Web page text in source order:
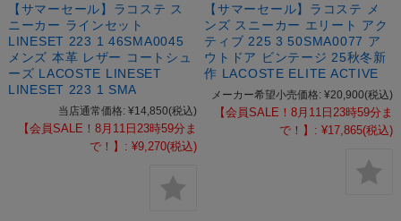
【サマーセール】ラコステ ス
ニーカー ラインセット
LINESET 223 1 46SMA0045
メンズ 本革 レザー コートシュ
ーズ LACOSTE LINESET
LINESET 223 1 SMA
当店通常価格: ¥14,850(税込)
【会員SALE！8月11日23時59分ま
で！】: ¥9,270(税込)
【サマーセール】ラコステ メ
ンズ スニーカー エリート アク
ティブ 225 3 50SMA0077 ア
ウトドア ビンテージ 25秋冬新
作 LACOSTE ELITE ACTIVE
メーカー希望小売価格: ¥20,900(税込)
【会員SALE！8月11日23時59分ま
で！】: ¥17,865(税込)